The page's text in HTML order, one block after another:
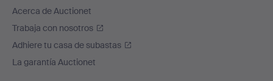
Acerca de Auctionet
Trabaja con nosotros
Adhiere tu casa de subastas
La garantía Auctionet